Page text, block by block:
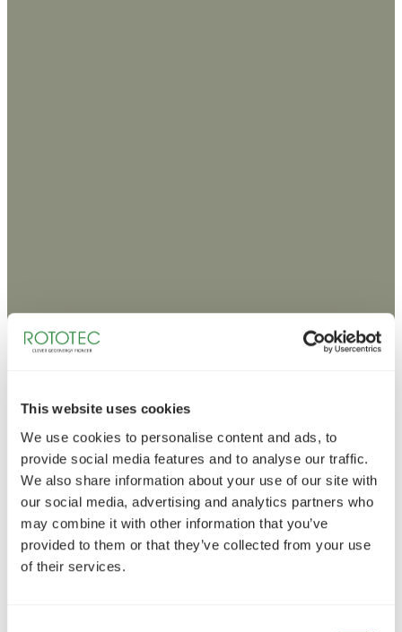
This website uses cookies
We use cookies to personalise content and ads, to
provide social media features and to analyse our traffic.
We also share information about your use of our site with
our social media, advertising and analytics partners who
may combine it with other information that you’ve
provided to them or that they’ve collected from your use
of their services.